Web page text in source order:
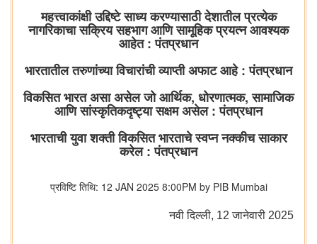
महत्त्वाकांक्षी उद्दिष्टे साध्य करण्यासाठी देशातील प्रत्येक
नागरिकाचा सक्रिय सहभाग आणि सामूहिक प्रयत्न आवश्यक
आहेत : पंतप्रधान
भारतातील तरुणांच्या विचारांची व्याप्ती अफाट आहे : पंतप्रधान
विकसित भारत असा असेल जो आर्थिक, धोरणात्मक, सामाजिक
आणि सांस्कृतिकदृष्ट्या सक्षम असेल : पंतप्रधान
भारताची युवा शक्ती विकसित भारताचे स्वप्न नक्कीच साकार
करेल : पंतप्रधान
प्रविष्टि तिथि: 12 JAN 2025 8:00PM by PIB Mumbai
नवी दिल्‍ली, 12 जानेवारी 2025